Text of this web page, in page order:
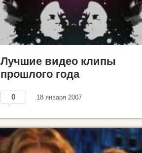
Лучшие видео клипы
прошлого года
0 18 января 2007